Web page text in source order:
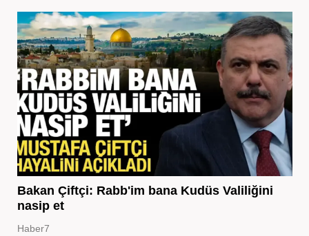
Bakan Çiftçi: Rabb'im bana Kudüs Valiliğini
nasip et
Haber7